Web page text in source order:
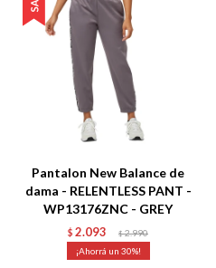
Pantalon New Balance de
dama - RELENTLESS PANT -
WP13176ZNC - GREY
$ 2.093 $ 2.990
30